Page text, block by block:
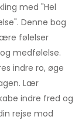
med "Hel
Denne bog
følelser
medfølelse.
indre ro, øge
Lær
indre fred og
rejse mod